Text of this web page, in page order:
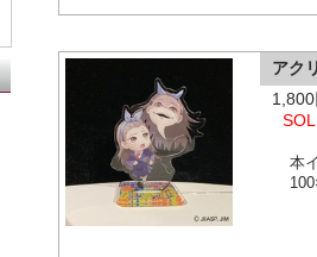
アク
本